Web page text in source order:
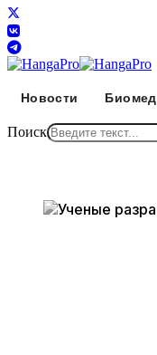
Новости Биомед
Поиск